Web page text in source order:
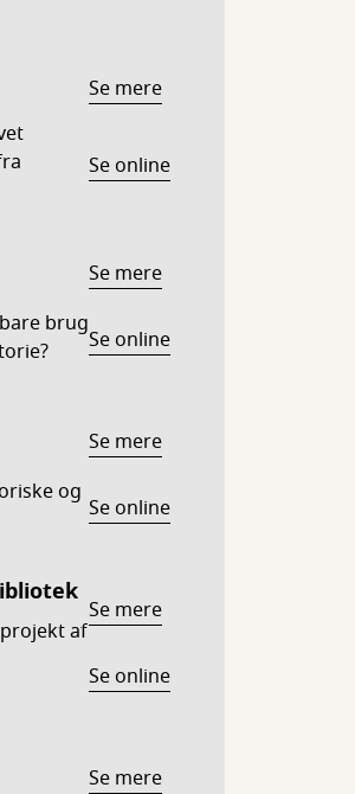
Se mere
Se online
brug
Se mere
Se online
og
Se mere
Se online
af
Se mere
Se online
Se mere